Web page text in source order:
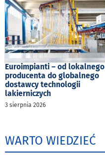
Euroimpianti – od lokalnego
producenta do globalnego
dostawcy technologii
lakierniczych
3 sierpnia 2026
WARTO WIEDZIEĆ